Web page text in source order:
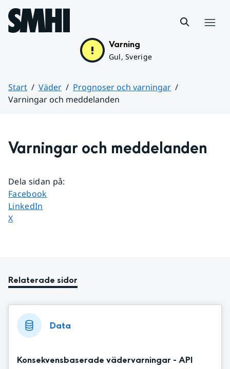
Hoppa till sidans innehåll
Varning
Gul, Sverige
Start Väder
Prognoser och varningar
Varningar och meddelanden
Varningar och meddelanden
Dela sidan på:
Dela sidan på
Facebook
Dela sidan på
LinkedIn
Dela sidan på
X
Relaterade sidor
Data
Konsekvensbaserade vädervarningar - API